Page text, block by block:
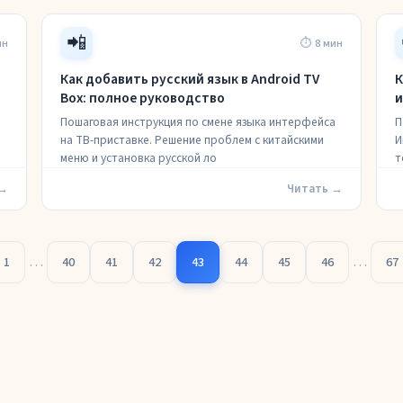
📲 ⏱ 8 мин
Как добавить русский язык в Android TV
Box: полное руководство
Пошаговая инструкция по смене языка интерфейса
на ТВ-приставке. Решение проблем с китайскими
меню и установка русской ло
Читать →
1 … 40 41 42 43 44 45 46 … 67